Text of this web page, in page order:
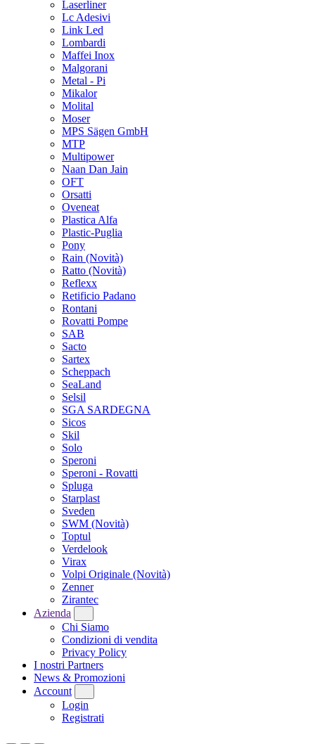
Laserliner
Lc Adesivi
Link Led
Lombardi
Maffei Inox
Malgorani
Metal - Pi
Mikalor
Molital
Moser
MPS Sägen GmbH
MTP
Multipower
Naan Dan Jain
OFT
Orsatti
Oveneat
Plastica Alfa
Plastic-Puglia
Pony
Rain (Novità)
Ratto (Novità)
Reflexx
Retificio Padano
Rontani
Rovatti Pompe
SAB
Sacto
Sartex
Scheppach
SeaLand
Selsil
SGA SARDEGNA
Sicos
Skil
Solo
Speroni
Speroni - Rovatti
Spluga
Starplast
Sveden
SWM (Novità)
Toptul
Verdelook
Virax
Volpi Originale (Novità)
Zenner
Zirantec
Azienda
Chi Siamo
Condizioni di vendita
Privacy Policy
I nostri Partners
News & Promozioni
Account
Login
Registrati